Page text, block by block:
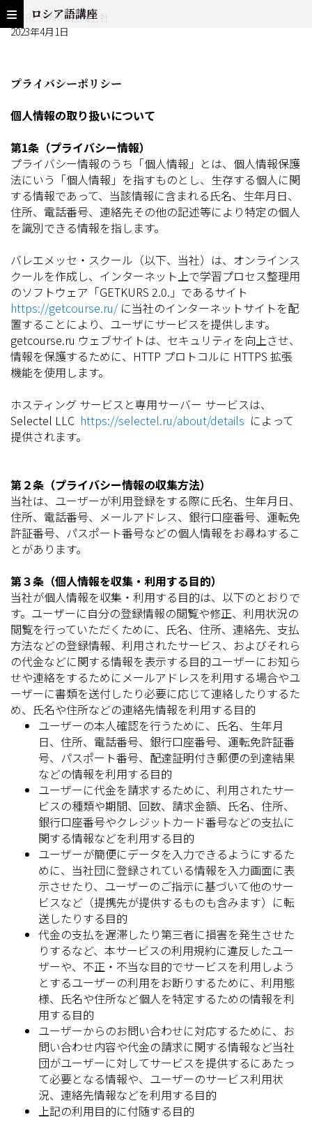
ロシア語講座
IMPRESSARIO合同会社
2023年4月1日
プライバシーポリシー
個人情報の取り扱いについて
第1条（プライバシー情報）
プライバシー情報のうち「個人情報」とは、個人情報保護
法にいう「個人情報」を指すものとし、生存する個人に関
する情報であって、当該情報に含まれる氏名、生年月日、
住所、電話番号、連絡先その他の記述等により特定の個人
を識別できる情報を指します。
バレエメッセ・スクール（以下、当社）は、オンラインス
クールを作成し、インターネット上で学習プロセス整理用
のソフトウェア「GETKURS 2.0.」であるサイト
https://getcourse.ru/ に当社のインターネットサイトを配
置することにより、ユーザにサービスを提供します。
getcourse.ru ウェブサイトは、セキュリティを向上させ、
情報を保護するために、HTTP プロトコルに HTTPS 拡張
機能を使用します。
ホスティング サービスと専用サーバー サービスは、
Selectel LLC https://selectel.ru/about/details によって
提供されます。
第２条（プライバシー情報の収集方法）
当社は、ユーザーが利用登録をする際に氏名、生年月日、
住所、電話番号、メールアドレス、銀行口座番号、運転免
許証番号、パスポート番号などの個人情報をお尋ねするこ
とがあります。
第３条（個人情報を収集・利用する目的）
当社が個人情報を収集・利用する目的は、以下のとおりで
す。ユーザーに自分の登録情報の閲覧や修正、利用状況の
閲覧を行っていただくために、氏名、住所、連絡先、支払
方法などの登録情報、利用されたサービス、およびそれら
の代金などに関する情報を表示する目的ユーザーにお知ら
せや連絡をするためにメールアドレスを利用する場合やユ
ーザーに書類を送付したり必要に応じて連絡したりするた
め、氏名や住所などの連絡先情報を利用する目的
ユーザーの本人確認を行うために、氏名、生年月
日、住所、電話番号、銀行口座番号、運転免許証番
号、パスポート番号、配達証明付き郵便の到達結果
などの情報を利用する目的
ユーザーに代金を請求するために、利用されたサー
ビスの種類や期間、回数、請求金額、氏名、住所、
銀行口座番号やクレジットカード番号などの支払に
関する情報などを利用する目的
ユーザーが簡便にデータを入力できるようにするた
めに、当社団に登録されている情報を入力画面に表
示させたり、ユーザーのご指示に基づいて他のサー
ビスなど（提携先が提供するものも含みます）に転
送したりする目的
代金の支払を遅滞したり第三者に損害を発生させた
りするなど、本サービスの利用規約に違反したユー
ザーや、不正・不当な目的でサービスを利用しよう
とするユーザーの利用をお断りするために、利用態
様、氏名や住所など個人を特定するための情報を利
用する目的
ユーザーからのお問い合わせに対応するために、お
問い合わせ内容や代金の請求に関する情報など当社
団がユーザーに対してサービスを提供するにあたっ
て必要となる情報や、ユーザーのサービス利用状
況、連絡先情報などを利用する目的
上記の利用目的に付随する目的